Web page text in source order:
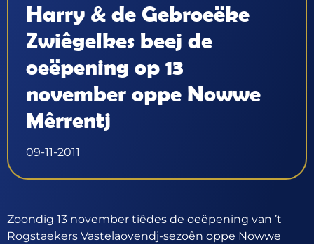
Harry & de Gebroeëke
Zwiêgelkes beej de
oeëpening op 13
november oppe Nowwe
Mêrrentj
09-11-2011
Zoondig 13 november tiêdes de oeëpening van ’t
Rogstaekers Vastelaovendj-sezoên oppe Nowwe